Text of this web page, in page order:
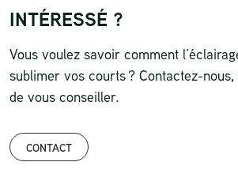
INTÉRESSÉ ?
Vous voulez savoir comment
sublimer vos courts ? Contactez-
de vous conseiller.
CONTACT